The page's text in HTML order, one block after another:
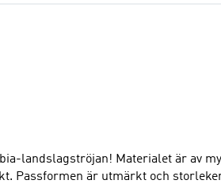
landslagströjan! Materialet är av
är utmärkt och storleken stämmer bra.